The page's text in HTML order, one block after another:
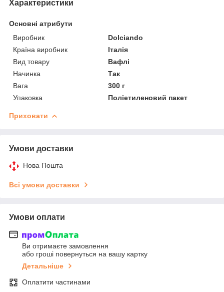
Характеристики
Основні атрибути
Виробник
Dolciando
Країна виробник
Італія
Вид товару
Вафлі
Начинка
Так
Вага
300 г
Упаковка
Поліетиленовий пакет
Приховати
Умови доставки
Нова Пошта
Всі умови доставки
Умови оплати
Ви отримаєте замовлення
або гроші повернуться на вашу картку
Детальніше
Оплатити частинами